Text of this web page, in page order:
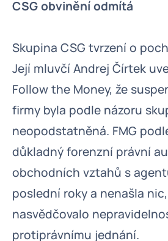
CSG obvinění odmítá
Skupina CSG tvrzení o
Její mluvčí Andrej Čírtek
Follow the Money, že
firmy byla podle názoru
neopodstatněná. FMG
důkladný forenzní právní
obchodních vztahů s
poslední roky a nenašla
nasvědčovalo
protiprávnímu jednání.